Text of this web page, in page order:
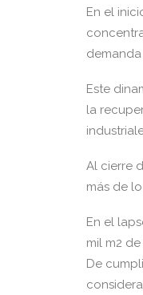
En el
Este
la
Al cierre
más de
En el
mil m2
De